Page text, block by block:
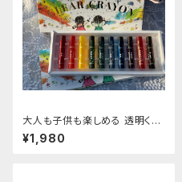
大人も子供も楽しめる 透明くれ
よん10色
¥1,980